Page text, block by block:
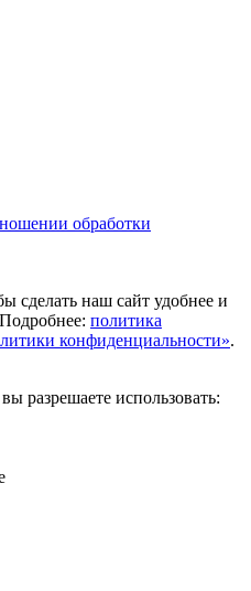
обработки
сделать наш сайт удобнее и
политика
конфиденциальности».
разрешаете использовать: